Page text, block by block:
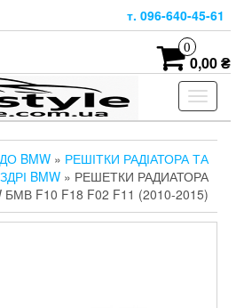
т. 096-640-45-61
0
0,00 ₴
Toggle
BMW » РЕШІТКИ РАДІАТОРА ТА
BMW » РЕШЕТКИ РАДИАТОРА
F10 F18 F02 F11 (2010-2015)